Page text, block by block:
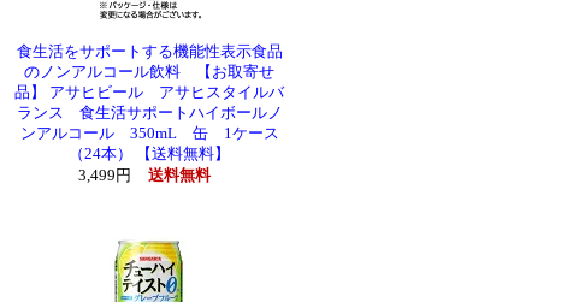
食生活をサポートする機能性表示食品
のノンアルコール飲料 【お取寄せ
品】 アサヒビール アサヒスタイルバ
ランス 食生活サポートハイボールノ
ンアルコール 350mL 缶 1ケース
（24本） 【送料無料】
3,499円
送料無料